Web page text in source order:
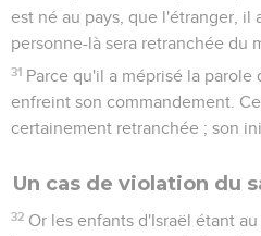
est né au pays, que l'étranger, il
personne-là sera retranchée du
31 Parce qu'il a méprisé la parole
enfreint son commandement.
certainement retranchée ; son
Un cas de violation du
32 Or les enfants d'Israël étant